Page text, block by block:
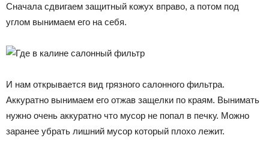
Сначала сдвигаем защитный кожух вправо, а потом под
углом вынимаем его на себя.
И нам открывается вид грязного салонного фильтра.
Аккуратно вынимаем его отжав защелки по краям. Вынимать
нужно очень аккуратно что мусор не попал в печку. Можно
заранее убрать лишний мусор который плохо лежит.